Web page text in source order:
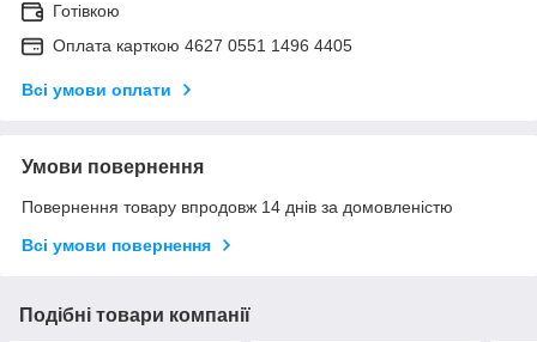
Готівкою
Оплата карткою 4627 0551 1496 4405
Всі умови оплати
Умови повернення
Повернення товару впродовж 14 днів за домовленістю
Всі умови повернення
Подібні товари компанії